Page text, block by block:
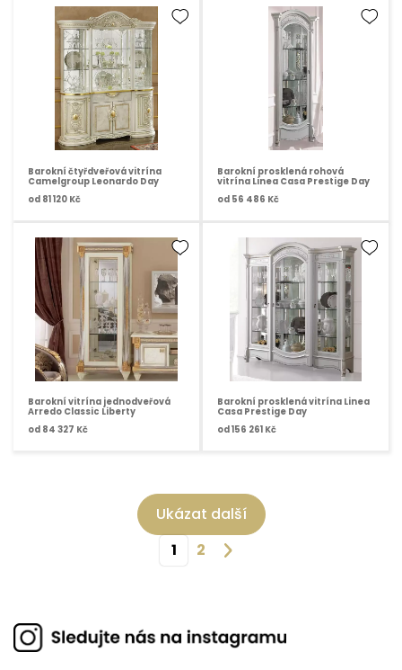
Barokní čtyřdveřová vitrína
Camelgroup Leonardo Day
od 81 120 Kč
Barokní prosklená rohová
vitrína Linea Casa Prestige Day
od 56 486 Kč
Barokní vitrína jednodveřová
Arredo Classic Liberty
od 84 327 Kč
Barokní prosklená vitrína Linea
Casa Prestige Day
od 156 261 Kč
Ukázat další
1
2